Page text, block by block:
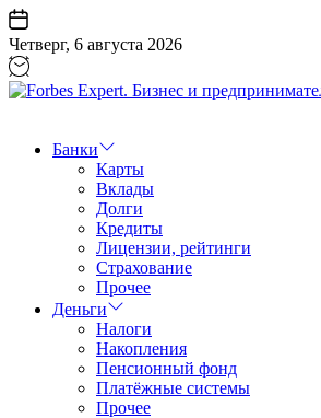
Перейти
к
содержанию
Четверг, 6 августа 2026
Бизнес
предпринимательство
Банки
Карты
Вклады
Долги
Кредиты
Лицензии, рейтинги
Страхование
Прочее
Деньги
Налоги
Накопления
Пенсионный фонд
Платёжные системы
Прочее